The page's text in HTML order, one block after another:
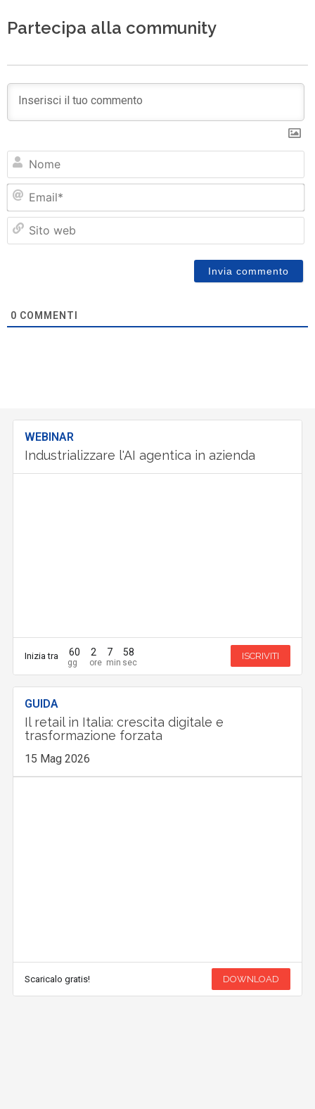
Partecipa alla community
0 COMMENTI
WEBINAR
Industrializzare l'AI agentica in azienda
Inizia tra 60 2 7 57 ISCRIVITI
GUIDA
Il retail in Italia: crescita digitale e
trasformazione forzata
15 Mag 2026
Scaricalo gratis! DOWNLOAD